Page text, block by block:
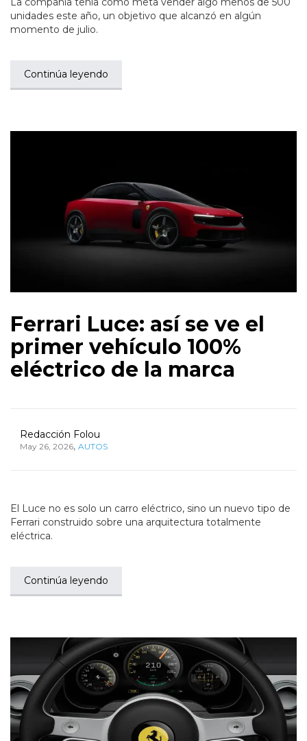
unidades este año, un objetivo que alcanzó en algún
momento de julio.
Continúa leyendo
Ferrari Luce: así se ve el
primer vehículo 100%
eléctrico de la marca
Redacción Folou
May 26, 2026, AUTOS
El Luce no es solo un carro eléctrico, sino un nuevo tipo de
Ferrari construido sobre una arquitectura totalmente
eléctrica.
Continúa leyendo